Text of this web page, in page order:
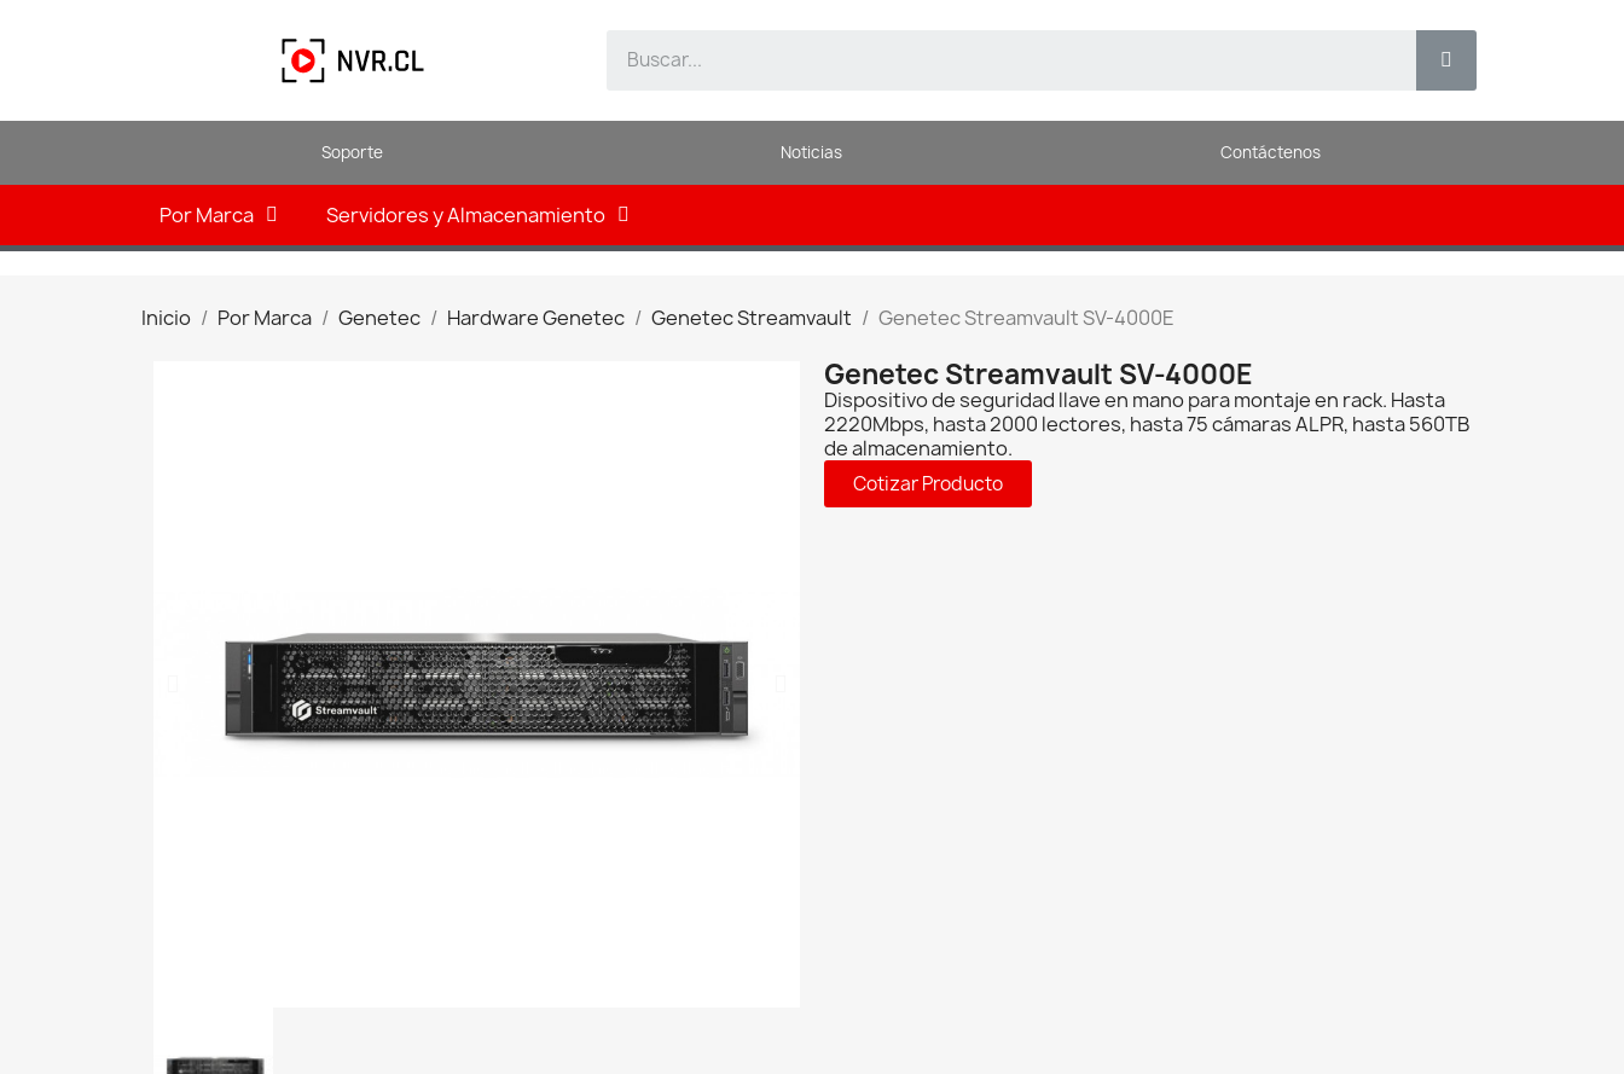
Soporte Noticias Contáctenos
Por Marca Servidores y Almacenamiento
Inicio Por Marca Genetec Hardware Genetec Genetec Streamvault Genetec Streamvault SV-4000E
Genetec Streamvault SV-4000E
Dispositivo de seguridad llave en mano para montaje en rack. Hasta
2220Mbps, hasta 2000 lectores, hasta 75 cámaras ALPR, hasta 560TB
de almacenamiento.
Cotizar Producto